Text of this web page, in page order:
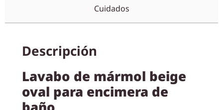
Cuidados
Descripción
Lavabo de mármol beige
oval para encimera de